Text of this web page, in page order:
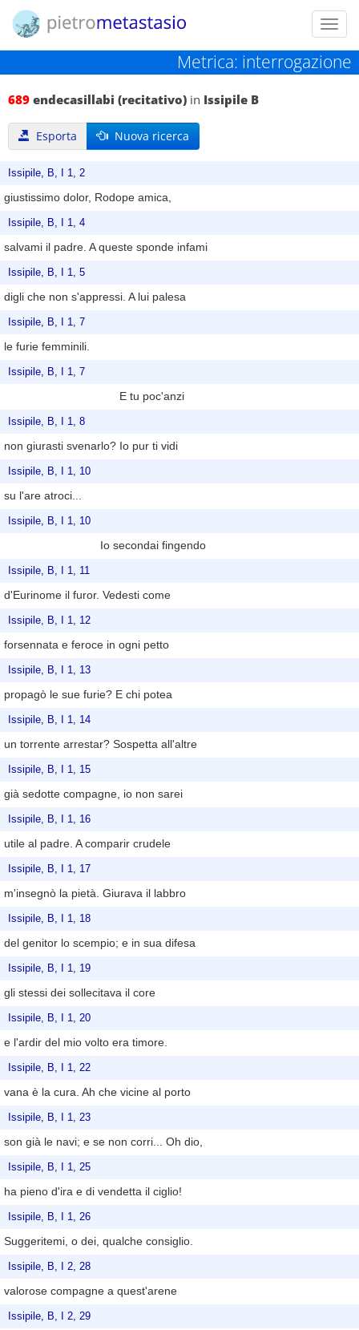
Metrica: interrogazione
689 endecasillabi (recitativo) in Issipile B
Esporta Nuova ricerca
Issipile, B, I 1, 2
giustissimo dolor, Rodope amica,
Issipile, B, I 1, 4
salvami il padre. A queste sponde infami
Issipile, B, I 1, 5
digli che non s'appressi. A lui palesa
Issipile, B, I 1, 7
le furie femminili.
Issipile, B, I 1, 7
E tu poc'anzi
Issipile, B, I 1, 8
non giurasti svenarlo? Io pur ti vidi
Issipile, B, I 1, 10
su l'are atroci...
Issipile, B, I 1, 10
Io secondai fingendo
Issipile, B, I 1, 11
d'Eurinome il furor. Vedesti come
Issipile, B, I 1, 12
forsennata e feroce in ogni petto
Issipile, B, I 1, 13
propagò le sue furie? E chi potea
Issipile, B, I 1, 14
un torrente arrestar? Sospetta all'altre
Issipile, B, I 1, 15
già sedotte compagne, io non sarei
Issipile, B, I 1, 16
utile al padre. A comparir crudele
Issipile, B, I 1, 17
m'insegnò la pietà. Giurava il labbro
Issipile, B, I 1, 18
del genitor lo scempio; e in sua difesa
Issipile, B, I 1, 19
gli stessi dei sollecitava il core
Issipile, B, I 1, 20
e l'ardir del mio volto era timore.
Issipile, B, I 1, 22
vana è la cura. Ah che vicine al porto
Issipile, B, I 1, 23
son già le navi; e se non corri... Oh dio,
Issipile, B, I 1, 25
ha pieno d'ira e di vendetta il ciglio!
Issipile, B, I 1, 26
Suggeritemi, o dei, qualche consiglio.
Issipile, B, I 2, 28
valorose compagne a quest'arene
Issipile, B, I 2, 29